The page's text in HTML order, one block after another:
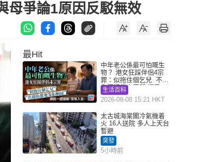
母爭論1原因反駁無效
最Hit
中年老公係最可怕嘅生
物？ 港女狂踩伴侶4宗
罪：似拖住個乞兒 不解
為何經常去廁所 網民一
語道破
生活百科
2026-08-08 15:21 HKT
太古城海棠閣冷氣機着
火 16人送院 多人上天台
暫避
突發
5小時前